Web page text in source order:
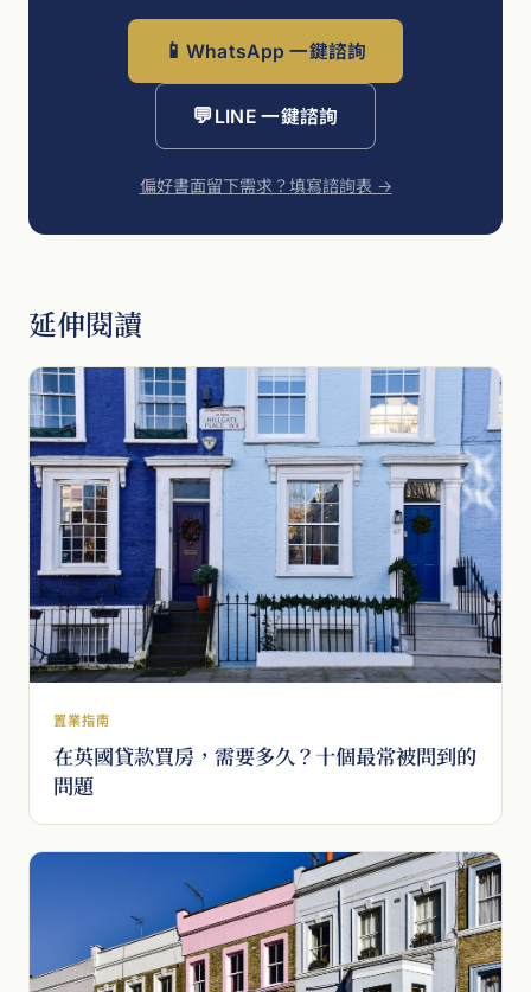
📱 WhatsApp 一鍵諮詢
💬LINE 一鍵諮詢
偏好書面留下需求？填寫諮詢表 →
延伸閱讀
置業指南
在英國貸款買房，需要多久？十個最常被問到的
問題